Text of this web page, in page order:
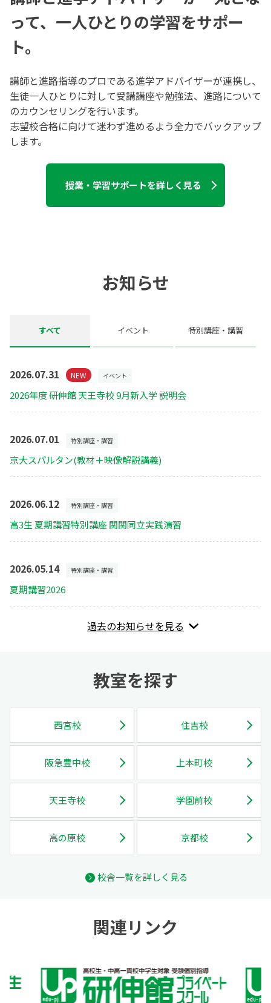
って、一人ひとりの学習をサポー
ト。
講師と進路指導のプロである進学アドバイザーが連携し、
生徒一人ひとりに対して受講講座や勉強法、進路について
のカウンセリングを行います。
志望校合格に向けて迷わず進めるよう全力でバックアップ
します。
授業・学習サポートを詳しく見る
お知らせ
すべて イベント 特別講座・講習
2026.07.31 NEW イベント
2026年度 研伸館 天王寺校 9月新入学 説明会
2026.07.01 特別講座・講習
京大スパルタン(教材＋映像解説講義)
2026.06.12 特別講座・講習
高3生 夏期講習特別講座 関関同立実践演習
2026.05.14 特別講座・講習
夏期講習2026
過去のお知らせを見る
教室を探す
西宮校 住吉校
阪急豊中校 上本町校
天王寺校 学園前校
高の原校 京都校
校舎一覧を詳しく見る
関連リンク